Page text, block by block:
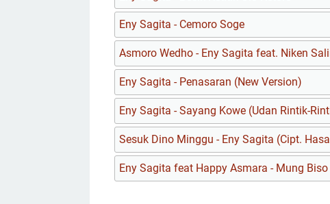
Eny Sagita - Cemoro Soge
Asmoro Wedho - Eny Sagita feat. Niken
Eny Sagita - Penasaran (New Version)
Eny Sagita - Sayang Kowe (Udan Rintik-
Sesuk Dino Minggu - Eny Sagita (Cipt.
Eny Sagita feat Happy Asmara - Mung